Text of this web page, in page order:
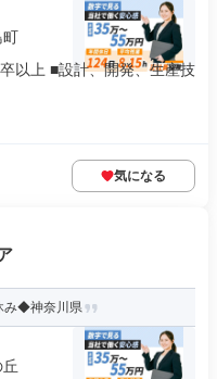
町
以上 ■設計、開発、生産技
気になる
み◆神奈川県